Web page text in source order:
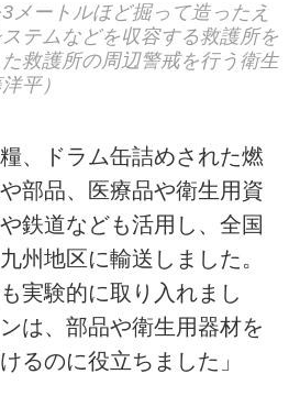
メートルほど掘って造ったえ
テムなどを収容する救護所を
救護所の周辺警戒を行う衛生
平）
、ドラム缶詰めされた燃
部品、医療品や衛生用資
鉄道なども活用し、全国
州地区に輸送しました。
実験的に取り入れまし
は、部品や衛生用器材を
るのに役立ちました」